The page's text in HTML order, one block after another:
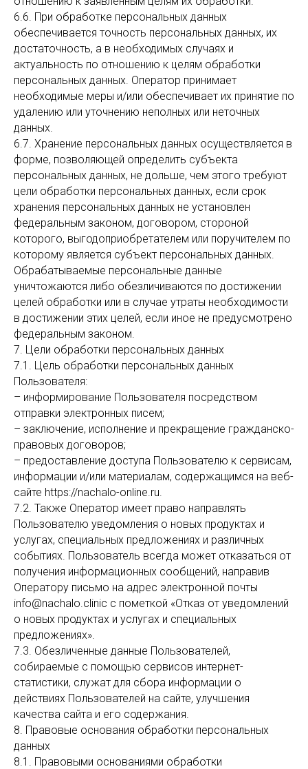
6.6. При обработке персональных данных
обеспечивается точность персональных данных, их
достаточность, а в необходимых случаях и
актуальность по отношению к целям обработки
персональных данных. Оператор принимает
необходимые меры и/или обеспечивает их принятие по
удалению или уточнению неполных или неточных
данных.
6.7. Хранение персональных данных осуществляется в
форме, позволяющей определить субъекта
персональных данных, не дольше, чем этого требуют
цели обработки персональных данных, если срок
хранения персональных данных не установлен
федеральным законом, договором, стороной
которого, выгодоприобретателем или поручителем по
которому является субъект персональных данных.
Обрабатываемые персональные данные
уничтожаются либо обезличиваются по достижении
целей обработки или в случае утраты необходимости
в достижении этих целей, если иное не предусмотрено
федеральным законом.
7. Цели обработки персональных данных
7.1. Цель обработки персональных данных
Пользователя:
– информирование Пользователя посредством
отправки электронных писем;
– заключение, исполнение и прекращение гражданско-
правовых договоров;
– предоставление доступа Пользователю к сервисам,
информации и/или материалам, содержащимся на веб-
сайте https://nachalo-online.ru.
7.2. Также Оператор имеет право направлять
Пользователю уведомления о новых продуктах и
услугах, специальных предложениях и различных
событиях. Пользователь всегда может отказаться от
получения информационных сообщений, направив
Оператору письмо на адрес электронной почты
info@nachalo.clinic с пометкой «Отказ от уведомлений
о новых продуктах и услугах и специальных
предложениях».
7.3. Обезличенные данные Пользователей,
собираемые с помощью сервисов интернет-
статистики, служат для сбора информации о
действиях Пользователей на сайте, улучшения
качества сайта и его содержания.
8. Правовые основания обработки персональных
данных
8.1. Правовыми основаниями обработки